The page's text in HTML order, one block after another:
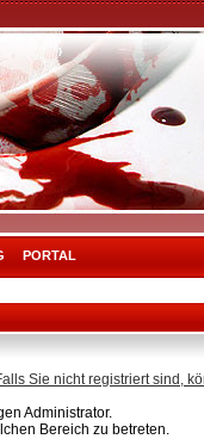
PORTAL
Sie nicht registriert sind,
Administrator.
Bereich zu betreten.